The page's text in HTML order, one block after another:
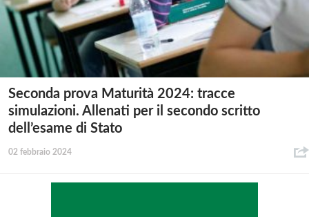
Seconda prova Maturità 2024: tracce
simulazioni. Allenati per il secondo scritto
dell’esame di Stato
02 febbraio 2024